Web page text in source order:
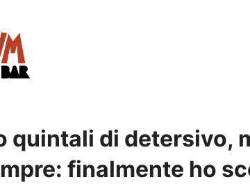
quintali di detersivo,
finalmente ho